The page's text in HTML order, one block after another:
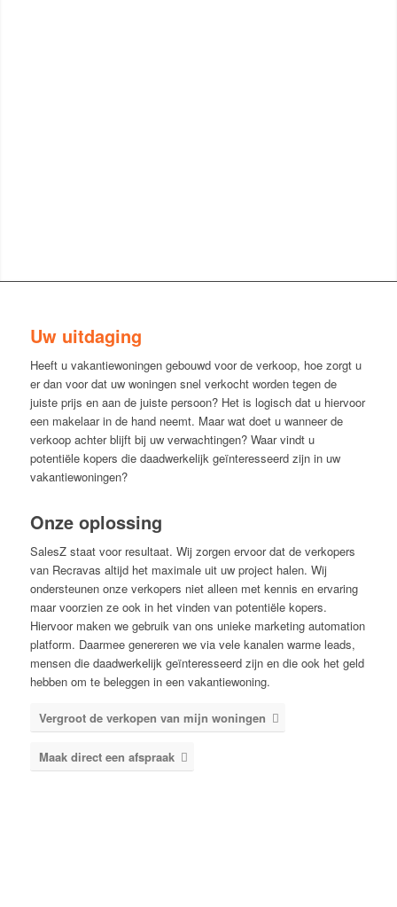
Uw uitdaging
Heeft u vakantiewoningen gebouwd voor de verkoop, hoe zorgt u
er dan voor dat uw woningen snel verkocht worden tegen de
juiste prijs en aan de juiste persoon? Het is logisch dat u hiervoor
een makelaar in de hand neemt. Maar wat doet u wanneer de
verkoop achter blijft bij uw verwachtingen? Waar vindt u
potentiële kopers die daadwerkelijk geïnteresseerd zijn in uw
vakantiewoningen?
Onze oplossing
SalesZ staat voor resultaat. Wij zorgen ervoor dat de verkopers
van Recravas altijd het maximale uit uw project halen. Wij
ondersteunen onze verkopers niet alleen met kennis en ervaring
maar voorzien ze ook in het vinden van potentiële kopers.
Hiervoor maken we gebruik van ons unieke marketing automation
platform. Daarmee genereren we via vele kanalen warme leads,
mensen die daadwerkelijk geïnteresseerd zijn en die ook het geld
hebben om te beleggen in een vakantiewoning.
Vergroot de verkopen van mijn woningen
Maak direct een afspraak